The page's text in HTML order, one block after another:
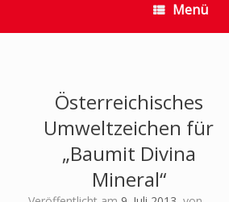
Menü
Österreichisches
Umweltzeichen für
„Baumit Divina
Mineral“